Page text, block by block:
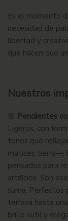
Es el momento
necesidad de
libertad y
que hacen que
Nuestros
🌸 Pendientes
Ligeros, con
tonos que
matices tierra—,
pensados para
artificios. Son
suma. Perfectos
terraza hasta
brillo sutil y